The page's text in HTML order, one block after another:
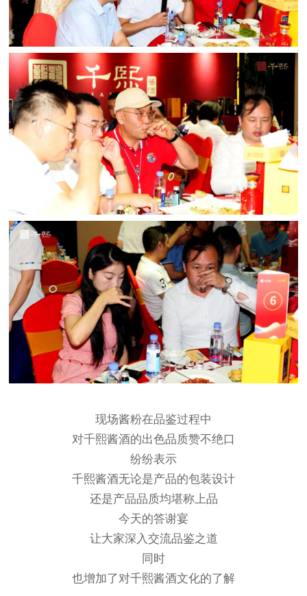
现场酱粉在品鉴过程中
对千熙酱酒的出色品质赞不绝口
纷纷表示
千熙酱酒无论是产品的包装设计
还是产品品质均堪称上品
今天的答谢宴
让大家深入交流品鉴之道
同时
也增加了对千熙酱酒文化的了解